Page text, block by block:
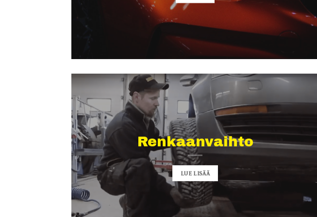
Renkaanvaihto
LUE LISÄÄ